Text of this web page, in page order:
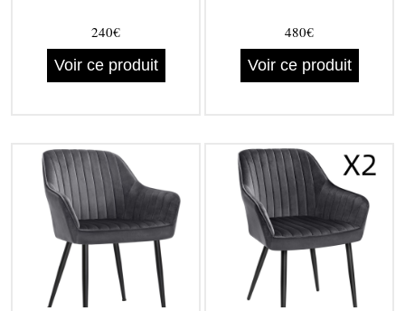
240€
Voir ce produit
480€
Voir ce produit